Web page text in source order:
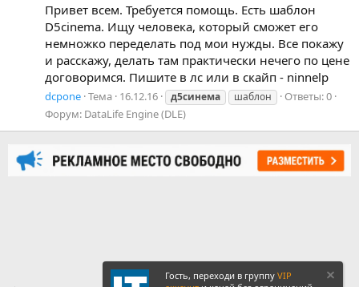
Привет всем. Требуется помощь. Есть шаблон
D5cinema. Ищу человека, который сможет его
немножко переделать под мои нужды. Все покажу
и расскажу, делать там практически нечего по цене
договоримся. Пишите в лс или в скайп - ninnelp
dcpone Тема 16.12.16 д5синема шаблон
Ответы: 0
Форум: DataLife Engine (DLE)
Гость, переходи в группу VIP